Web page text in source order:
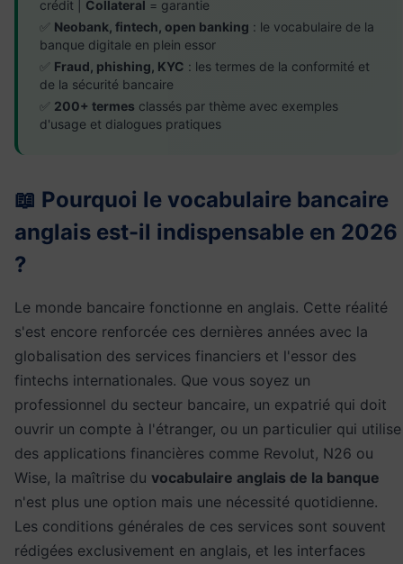
crédit | Collateral = garantie
✅ Neobank, fintech, open banking : le vocabulaire de la
banque digitale en plein essor
✅ Fraud, phishing, KYC : les termes de la conformité et
de la sécurité bancaire
✅ 200+ termes classés par thème avec exemples
d'usage et dialogues pratiques
📖 Pourquoi le vocabulaire bancaire
anglais est-il indispensable en 2026
?
Le monde bancaire fonctionne en anglais. Cette réalité
s'est encore renforcée ces dernières années avec la
globalisation des services financiers et l'essor des
fintechs internationales. Que vous soyez un
professionnel du secteur bancaire, un expatrié qui doit
ouvrir un compte à l'étranger, ou un particulier qui utilise
des applications financières comme Revolut, N26 ou
Wise, la maîtrise du vocabulaire anglais de la banque
n'est plus une option mais une nécessité quotidienne.
Les conditions générales de ces services sont souvent
rédigées exclusivement en anglais, et les interfaces